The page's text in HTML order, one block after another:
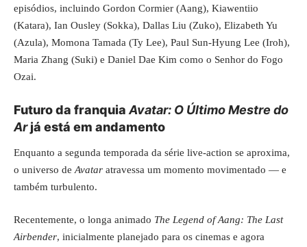
episódios, incluindo Gordon Cormier (Aang), Kiawentiio
(Katara), Ian Ousley (Sokka), Dallas Liu (Zuko), Elizabeth Yu
(Azula), Momona Tamada (Ty Lee), Paul Sun-Hyung Lee (Iroh),
Maria Zhang (Suki) e Daniel Dae Kim como o Senhor do Fogo
Ozai.
Futuro da franquia Avatar: O Último Mestre do
Arjá está em andamento
Enquanto a segunda temporada da série live-action se aproxima,
o universo de Avatar atravessa um momento movimentado — e
também turbulento.
Recentemente, o longa animado The Legend of Aang: The Last
Airbender, inicialmente planejado para os cinemas e agora